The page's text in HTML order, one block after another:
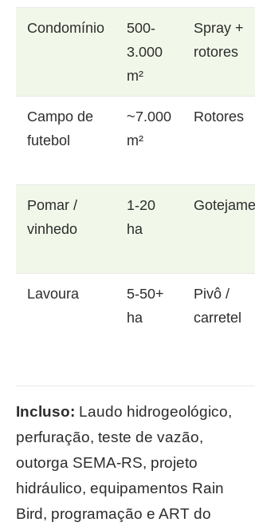
Condomínio
500-
3.000
m²
Spray +
rotores
Campo de
futebol
~7.000
m²
Rotores
Pomar /
vinhedo
1-20
ha
Lavoura
5-50+
ha
Pivô /
carretel
Incluso: Laudo hidrogeológico,
perfuração, teste de vazão,
outorga SEMA-RS, projeto
hidráulico, equipamentos Rain
Bird, programação e ART do